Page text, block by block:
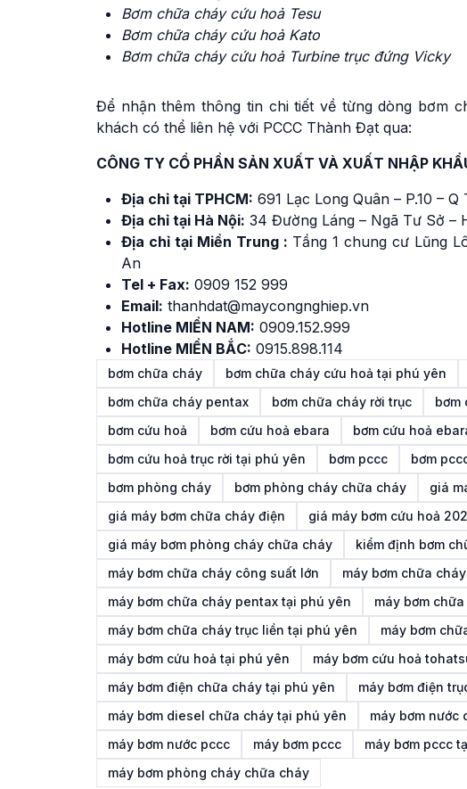
Bơm chữa cháy cứu hoả Tesu
Bơm chữa cháy cứu hoả Kato
Bơm chữa cháy cứu hoả Turbine trục đứng Vicky
Để nhận thêm thông tin chi tiết về từng dòng bơm
khách có thể liên hệ với PCCC Thành Đạt qua:
CÔNG TY CỔ PHẦN SẢN XUẤT VÀ XUẤT NHẬP
Địa chỉ tại TPHCM: 691 Lạc Long Quân – P.10 –
Địa chỉ tại Hà Nội: 34 Đường Láng – Ngã Tư Sở –
Địa chỉ tại Miền Trung : Tầng 1 chung cư Lũng
An
Tel + Fax: 0909 152 999
Email: thanhdat@maycongnghiep.vn
Hotline MIỀN NAM: 0909.152.999
Hotline MIỀN BẮC: 0915.898.114
bơm chữa cháy bơm chữa cháy cứu hoả tại phú yên
bơm chữa cháy pentax
bơm chữa cháy rời trục bơm
bơm cứu hoả
bơm cứu hoả ebara bơm cứu hoả
bơm cứu hoả trục rời tại phú yên
bơm pccc bơm
bơm phòng cháy
bơm phòng cháy chữa cháy giá
giá máy bơm chữa cháy điện
giá máy bơm cứu hoả
giá máy bơm phòng cháy chữa cháy
kiểm định bơm
máy bơm chữa cháy công suất lớn
máy bơm chữa
máy bơm chữa cháy pentax tại phú yên
máy bơm
máy bơm chữa cháy trục liền tại phú yên
máy bơm
máy bơm cứu hoả tại phú yên
máy bơm cứu hoả
máy bơm điện chữa cháy tại phú yên
máy bơm điện
máy bơm diesel chữa cháy tại phú yên
máy bơm nước
máy bơm nước pccc
máy bơm pccc máy bơm pccc
máy bơm phòng cháy chữa cháy